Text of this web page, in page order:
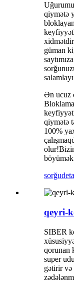
qiymətə
güman
Ən ucuz
qiymətə
100%
böyümək
sorğu
qeyri-
SIBER
qorunan
super
gətirir və